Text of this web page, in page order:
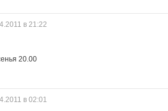
в 21:22
20.00
в 02:01